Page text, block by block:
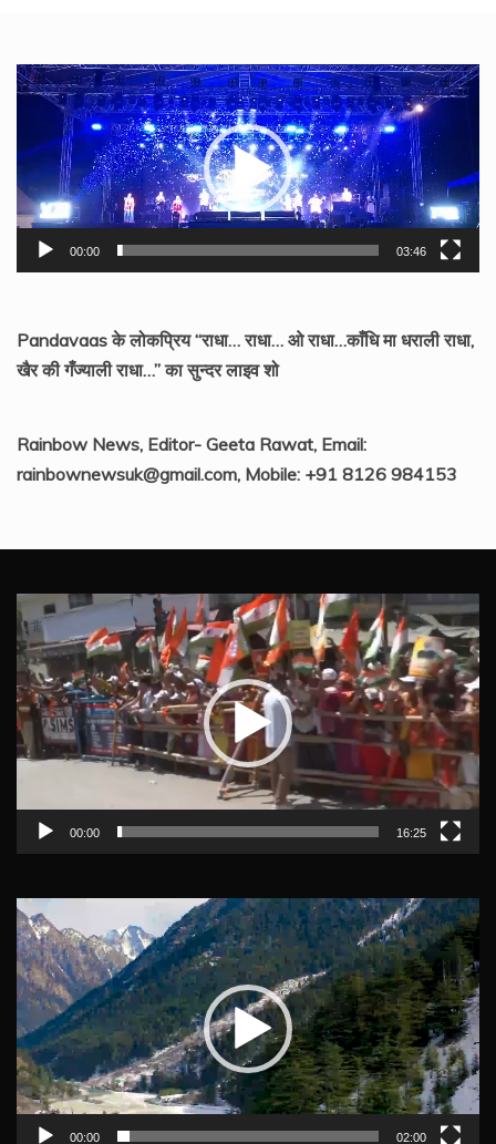
Video
Player
00:00 03:46
Pandavaas के लोकप्रिय “राधा… राधा… ओ राधा…काँधि मा धराली राधा,
खैर की गँज्याली राधा…” का सुन्दर लाइव शो
Rainbow News, Editor- Geeta Rawat, Email:
rainbownewsuk@gmail.com, Mobile: +91 8126 984153
Video
Player
00:00 16:25
Video
Player
00:00 02:00